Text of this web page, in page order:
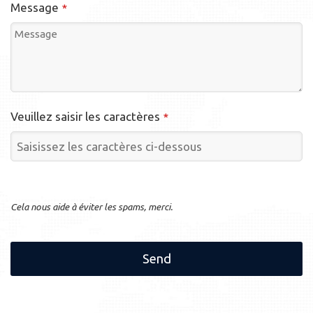
Message *
Veuillez saisir les caractères *
Cela nous aide à éviter les spams, merci.
Send